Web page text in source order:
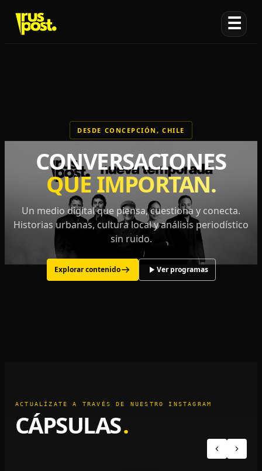
☰
DESDE CONCEPCIÓN, CHILE
CONVERSACIONES
QUE IMPORTAN.
Un medio digital que piensa, cuestiona y conecta.
Historias urbanas, cultura local y análisis periodístico
sin ruido.
Explorar contenido Ver programas
ACTUALÍZATE A TRAVÉS DE NUESTRO INSTAGRAM
CÁPSULAS.